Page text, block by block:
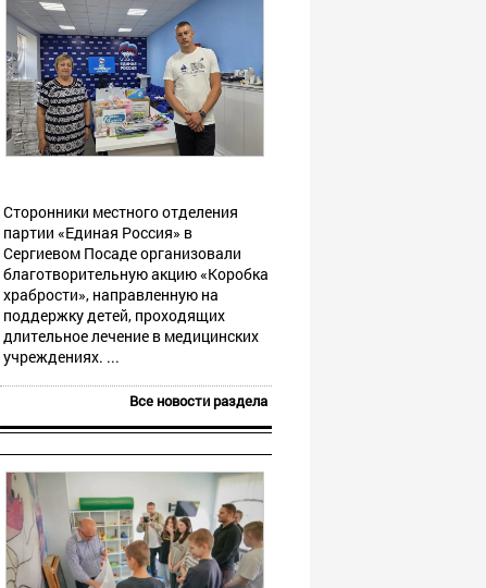
Сторонники местного отделения
партии «Единая Россия» в
Сергиевом Посаде организовали
благотворительную акцию «Коробка
храбрости», направленную на
поддержку детей, проходящих
длительное лечение в медицинских
учреждениях. ...
Все новости раздела